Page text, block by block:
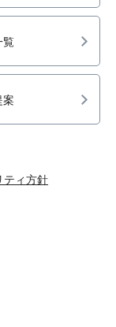
覧
案
ティ方針